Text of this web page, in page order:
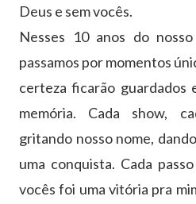
Deus e sem vocês.
Nesses 10 anos do
passamos por momentos
certeza ficarão guardados
memória. Cada show,
gritando nosso nome,
uma conquista. Cada
vocês foi uma vitória pra